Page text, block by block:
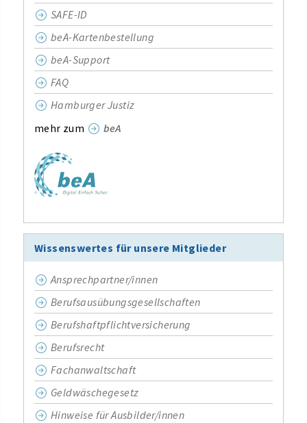
SAFE-ID
beA-Kartenbestellung
beA-Support
FAQ
Hamburger Justiz
mehr zum
beA
Wissenswertes für unsere Mitglieder
Ansprechpartner/innen
Berufsausübungsgesellschaften
Berufshaftpflichtversicherung
Berufsrecht
Fachanwaltschaft
Geldwäschegesetz
Hinweise für Ausbilder/innen